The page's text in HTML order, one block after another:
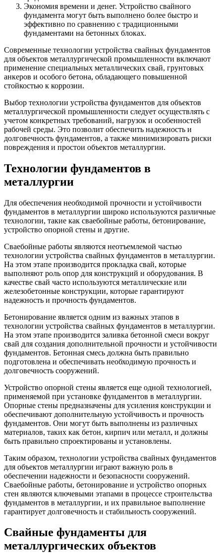
Экономия времени и денег. Устройство свайного
фундамента могут быть выполнено более быстро и
эффективно по сравнению с традиционными
фундаментами на бетонных блоках.
Современные технологии устройства свайных фундаментов
для объектов металлургической промышленности включают
применение специальных металлических свай, грунтовых
анкеров и особого бетона, обладающего повышенной
стойкостью к коррозии.
Выбор технологии устройства фундаментов для объектов
металлургической промышленности следует осуществлять с
учетом конкретных требований, нагрузок и особенностей
рабочей среды. Это позволит обеспечить надежность и
долговечность фундаментов, а также минимизировать риски
повреждения и простои объектов металлургии.
Технологии фундаментов в
металлургии
Для обеспечения необходимой прочности и устойчивости
фундаментов в металлургии широко используются различные
технологии, такие как сваебойные работы, бетонирование,
устройство опорной стены и другие.
Сваебойные работы являются неотъемлемой частью
технологии устройства свайных фундаментов в металлургии.
На этом этапе производится прокладка свай, которые
выполняют роль опор для конструкций и оборудования. В
качестве свай часто используются металлические или
железобетонные конструкции, которые гарантируют
надежность и прочность фундаментов.
Бетонирование является одним из важных этапов в
технологии устройства свайных фундаментов в металлургии.
На этом этапе производится заливка бетонной смеси вокруг
свай для создания дополнительной прочности и устойчивости
фундаментов. Бетонная смесь должна быть правильно
подготовлена и обеспечивать необходимую прочность и
долговечность сооружений.
Устройство опорной стены является еще одной технологией,
применяемой при установке фундаментов в металлургии.
Опорные стены предназначены для усиления конструкции и
обеспечивают дополнительную устойчивость и прочность
фундаментов. Они могут быть выполнены из различных
материалов, таких как бетон, кирпич или металл, и должны
быть правильно спроектированы и установлены.
Таким образом, технологии устройства свайных фундаментов
для объектов металлургии играют важную роль в
обеспечении надежности и безопасности сооружений.
Сваебойные работы, бетонирование и устройство опорных
стен являются ключевыми этапами в процессе строительства
фундаментов в металлургии, и их правильное выполнение
гарантирует долговечность и стабильность сооружений.
Свайные фундаменты для
металлургических объектов